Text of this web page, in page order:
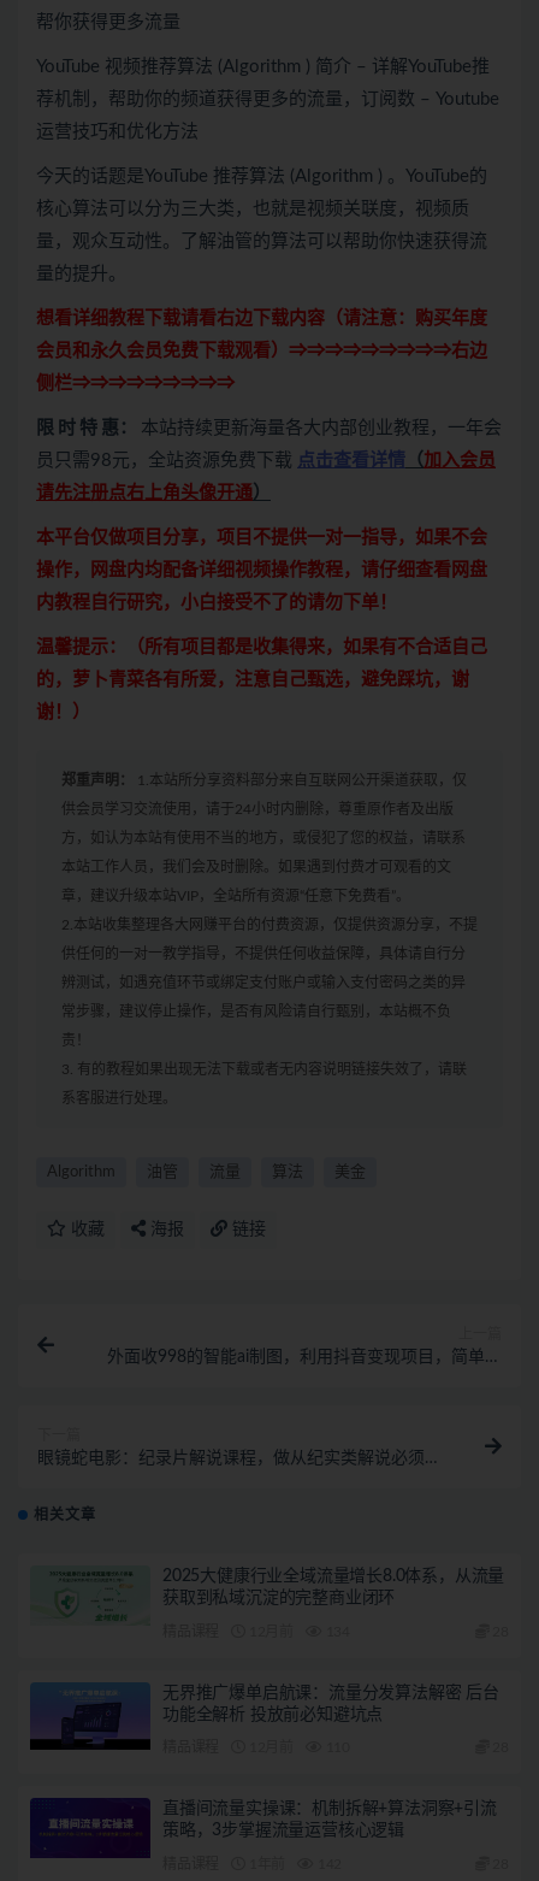
帮你获得更多流量
YouTube 视频推荐算法 (Algorithm ) 简介 – 详解YouTube推
荐机制，帮助你的频道获得更多的流量，订阅数 – Youtube
运营技巧和优化方法
今天的话题是YouTube 推荐算法 (Algorithm ) 。YouTube的
核心算法可以分为三大类，也就是视频关联度，视频质
量，观众互动性。了解油管的算法可以帮助你快速获得流
量的提升。
想看详细教程下载请看右边下载内容（请注意： 购买年度
会员和永久会员免费下载观看）⇒⇒⇒⇒⇒⇒⇒⇒⇒右边
侧栏⇒⇒⇒⇒⇒⇒⇒⇒⇒
限 时 特 惠： 本站持续更新海量各大内部创业教程，一年会
员只需98元，全站资源免费下载 点击查看详情 （加入会员
请先注册点右上角头像开通）
本平台仅做项目分享，项目不提供一对一指导，如果不会
操作，网盘内均配备详细视频操作教程，请仔细查看网盘
内教程自行研究，小白接受不了的请勿下单！
温馨提示：（所有项目都是收集得来，如果有不合适自己
的，萝卜青菜各有所爱，注意自己甄选，避免踩坑，谢
谢！）
郑重声明：
1.本站所分享资料部分来自互联网公开渠道获取，仅
供会员学习交流使用，请于24小时内删除，尊重原作者及出版
方，如认为本站有使用不当的地方，或侵犯了您的权益，请联系
本站工作人员，我们会及时删除。如果遇到付费才可观看的文
章，建议升级本站VIP，全站所有资源“任意下免费看”。
2.本站收集整理各大网赚平台的付费资源，仅提供资源分享，不提
供任何的一对一教学指导，不提供任何收益保障，具体请自行分
辨测试，如遇充值环节或绑定支付账户或输入支付密码之类的异
常步骤，建议停止操作，是否有风险请自行甄别，本站概不负
责！
3. 有的教程如果出现无法下载或者无内容说明链接失效了，请联
系客服进行处理。
Algorithm 油管 流量 算法 美金
收藏 海报 链接
外面收998的智能ai制图，利用抖音变现项目，简单操
眼镜蛇电影：纪录片解说课程，做从纪实类解说必须知
相关文章
2025大健康行业全域流量增长8.0体系，从流量
获取到私域沉淀的完整商业闭环
无界推广爆单启航课：流量分发算法解密 后台
功能全解析 投放前必知避坑点
直播间流量实操课：机制拆解+算法洞察+引流
策略，3步掌握流量运营核心逻辑